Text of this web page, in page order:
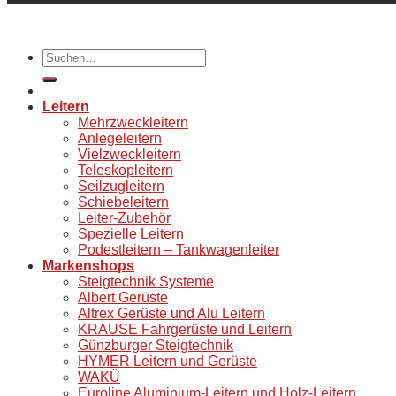
Suchen
nach:
Leitern
Mehrzweckleitern
Anlegeleitern
Vielzweckleitern
Teleskopleitern
Seilzugleitern
Schiebeleitern
Leiter-Zubehör
Spezielle Leitern
Podestleitern – Tankwagenleiter
Markenshops
Steigtechnik Systeme
Albert Gerüste
Altrex Gerüste und Alu Leitern
KRAUSE Fahrgerüste und Leitern
Günzburger Steigtechnik
HYMER Leitern und Gerüste
WAKÜ
Euroline Aluminium-Leitern und Holz-Leitern